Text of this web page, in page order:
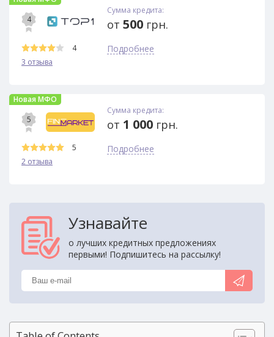
4
4
3 отзыва
Сумма кредита:
от 500 грн.
Подробнее
Новая МФО
5
5
2 отзыва
Сумма кредита:
от 1 000 грн.
Подробнее
Узнавайте
о лучших кредитных предложениях
первыми! Подпишитесь на рассылку!